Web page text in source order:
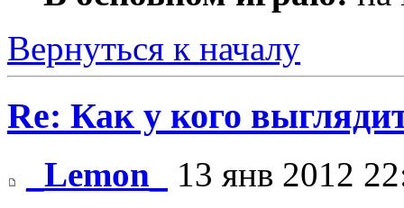
Вернуться к началу
Re: Как у кого
_Lemon_
13 янв 2012